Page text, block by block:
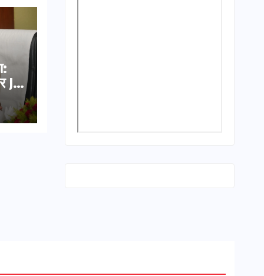
JE